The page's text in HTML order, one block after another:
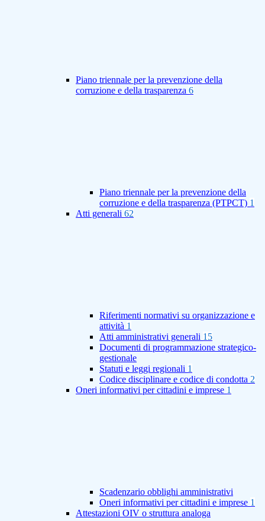
Piano triennale per la prevenzione della
corruzione e della trasparenza 6
Piano triennale per la prevenzione della
corruzione e della trasparenza (PTPCT) 1
Atti generali 62
Riferimenti normativi su organizzazione e
attività 1
Atti amministrativi generali 15
Documenti di programmazione strategico-
gestionale
Statuti e leggi regionali 1
Codice disciplinare e codice di condotta 2
Oneri informativi per cittadini e imprese 1
Scadenzario obblighi amministrativi
Oneri informativi per cittadini e imprese 1
Attestazioni OIV o struttura analoga